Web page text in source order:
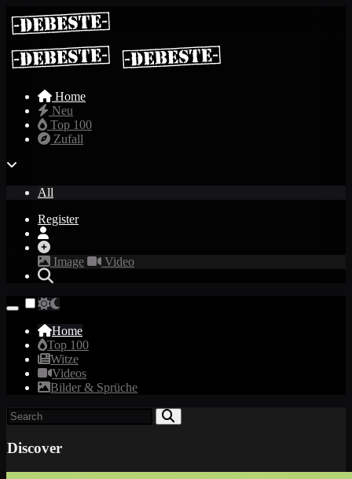
Home
Neu
Top 100
Zufall
All
Register
Image Video
Home
Top 100
Witze
Videos
Bilder & Sprüche
Discover